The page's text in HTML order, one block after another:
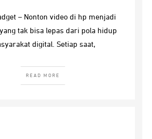
– Nonton video di hp menjadi
tak bisa lepas dari pola hidup
digital. Setiap saat,
READ MORE